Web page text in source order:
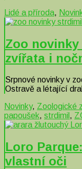
Lidé a příroda,
Zoo
zvířata i
Srpnové novinky v
Ostravě a létající
Novinky, Zoologické
papoušek, strdimil ,
Loro
vlastní oči